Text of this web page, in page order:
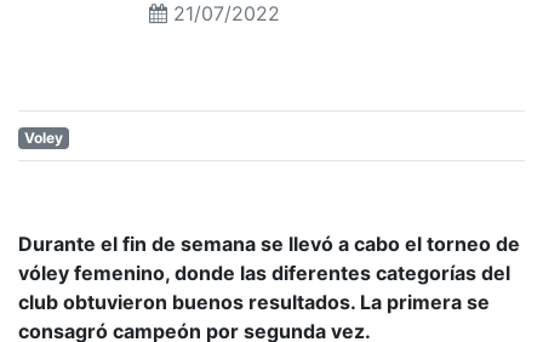
21/07/2022
Voley
Durante el fin de semana se llevó a cabo el torneo de
vóley femenino, donde las diferentes categorías del
club obtuvieron buenos resultados. La primera se
consagró campeón por segunda vez.